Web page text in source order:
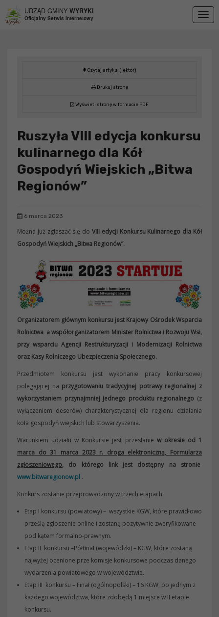
URZĄD GMINY WYRYKI
Oficjalny Serwis Internetowy
Czytaj artykuł (lektor)
Drukuj stronę
Wyświetl stronę w formacie PDF
Ruszyła VIII edycja konkursu
kulinarnego dla Kół
Gospodyń Wiejskich „Bitwa
Regionów”
6 marca 2023
Można już zgłaszać się do VIII edycji Konkursu Kulinarnego dla Kół
Gospodyń Wiejskich „Bitwa Regionów”.
Organizatorem głównym konkursu jest Krajowy Ośrodek Wsparcia
Rolnictwa a współorganizatorem Minister Rolnictwa i Rozwoju Wsi,
przy wsparciu Agencji Restrukturyzacji i Modernizacji Rolnictwa
oraz Kasy Rolniczego Ubezpieczenia Społecznego.
Przedmiotem konkursu jest wykonanie pracy konkursowej
polegającej na przygotowaniu tradycyjnej potrawy regionalnej z
wykorzystaniem przynajmniej jednego produktu regionalnego (z
wyłączeniem deserów) charakterystycznej dla regionu działania
koła gospodyń wiejskich lub stowarzyszenia.
Warunkiem udziału w Konkursie jest przesłanie w okresie od 1
marca do 31 marca 2023 r. droga elektroniczną, Formularza
zgłoszeniowego, do którego link jest dostępny na stronie
www.bitwaregionow.pl .
Konkurs zostanie przeprowadzony w trzech etapach:
Etap I konkursu (powiatowy) – wszystkie KGW, które prawidłowo
prześlą zgłoszenie online i zostaną pozytywnie zweryfikowane
pod kątem formalno-prawnym.
Etap II konkursu –Półfinał (wojewódzki) – KGW, które zostaną
najwyżej ocenione prze komisje konkursowe podczas danego
wydarzenia powiatowego w województwie.
Etap III konkursu – Finał (ogólnopolski) – 16 KGW, po jednym z
każdego województwa, które zdobędą 1 miejsce w II etapie
konkursu.